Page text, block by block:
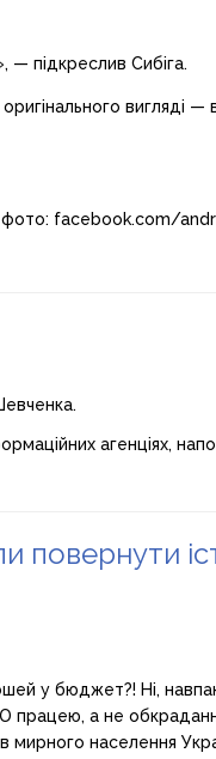
— підкреслив Сибіга.
вигляді
фото: facebook.com/
агенціях,
повернути
у бюджет?! Ні,
а не
мирного населення